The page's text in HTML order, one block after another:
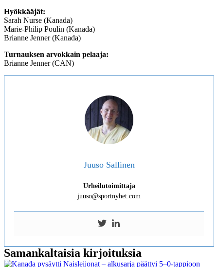
Hyökkääjät:
Sarah Nurse (Kanada)
Marie-Philip Poulin (Kanada)
Brianne Jenner (Kanada)
Turnauksen arvokkain pelaaja:
Brianne Jenner (CAN)
Juuso Sallinen
Urheilutoimittaja
juuso@sportnyhet.com
Samankaltaisia kirjoituksia